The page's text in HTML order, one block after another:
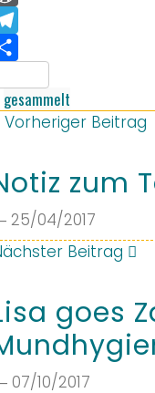
gesammelt
Vorheriger Beitrag
zum
25/04/2017
Beitrag
goes
07/10/2017